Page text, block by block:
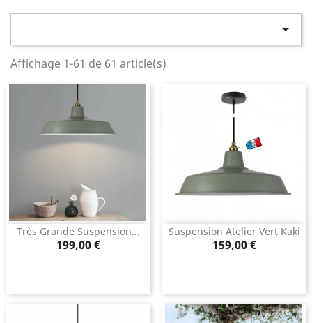

Affichage 1-61 de 61 article(s)
Très Grande Suspension...
Prix
199,00 €
Suspension Atelier Vert Kaki
Prix
159,00 €